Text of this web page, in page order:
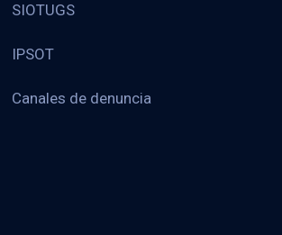
SIOTUGS
IPSOT
Canales de denuncia